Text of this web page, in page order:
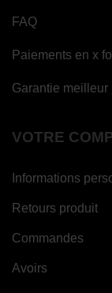
FAQ
Paiements en x
Garantie meilleur
VOTRE
Informations
Retours produit
Commandes
Avoirs